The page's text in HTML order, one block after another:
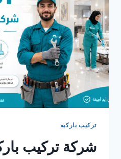
0561986146
تركيب باركيه
شركة تركيب